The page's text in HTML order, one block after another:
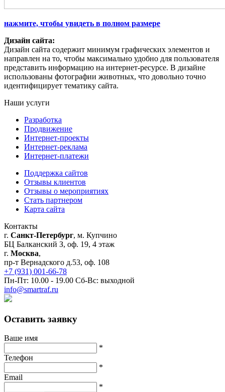
нажмите, чтобы увидеть в полном размере
Дизайн сайта:
Дизайн сайта содержит минимум графических элементов и
направлен на то, чтобы максимально удобно для пользователя
представить информацию на интернет-ресурсе. В дизайне
использованы фотографии животных, что довольно точно
идентифицирует тематику сайта.
Наши услуги
Разработка
Продвижение
Интернет-проекты
Интернет-реклама
Интернет-платежи
Поддержка сайтов
Отзывы клиентов
Отзывы о мероприятиях
Стать партнером
Карта сайта
Контакты
г. Санкт-Петербург, м. Купчино
БЦ Балканский З, оф. 19, 4 этаж
г. Москва,
пр-т Вернадского д.53, оф. 108
+7 (931) 001-66-78
Пн-Пт: 10.00 - 19.00 Сб-Вс: выходной
info@smartraf.ru
Оставить заявку
Ваше имя
*
Телефон
*
Email
*